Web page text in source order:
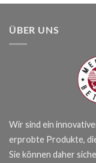
ÜBER UNS
Wir sind ein
erprobte Produkte,
Sie können daher